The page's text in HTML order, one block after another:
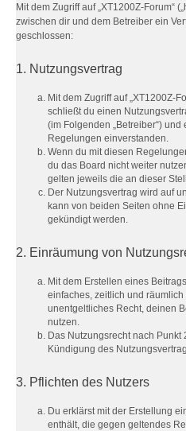
Mit dem Zugriff auf „XT1200Z-Forum“
zwischen dir und dem Betreiber ein
geschlossen:
1. Nutzungsvertrag
Mit dem Zugriff auf „XT1200Z-
schließt du einen
(im Folgenden „Betreiber“)
Regelungen einverstanden.
Wenn du mit diesen
du das Board nicht weiter
gelten jeweils die an dieser
Der Nutzungsvertrag wird auf
kann von beiden Seiten ohne
gekündigt werden.
2. Einräumung von
Mit dem Erstellen eines
einfaches, zeitlich und
unentgeltliches Recht, deinen
nutzen.
Das Nutzungsrecht nach
Kündigung des
3. Pflichten des Nutzers
Du erklärst mit der Erstellung
enthält, die gegen geltendes